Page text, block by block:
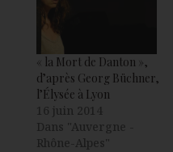
« la Mort de Danton »,
d’après Georg Büchner,
l’Élysée à Lyon
16 juin 2014
Dans "Auvergne -
Rhône-Alpes"